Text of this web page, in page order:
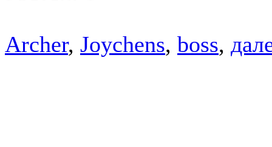
Archer, Joychens, boss,